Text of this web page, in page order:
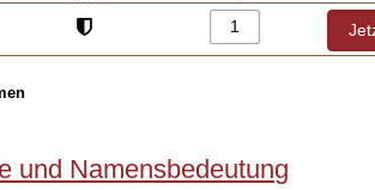
und Namensbedeutung